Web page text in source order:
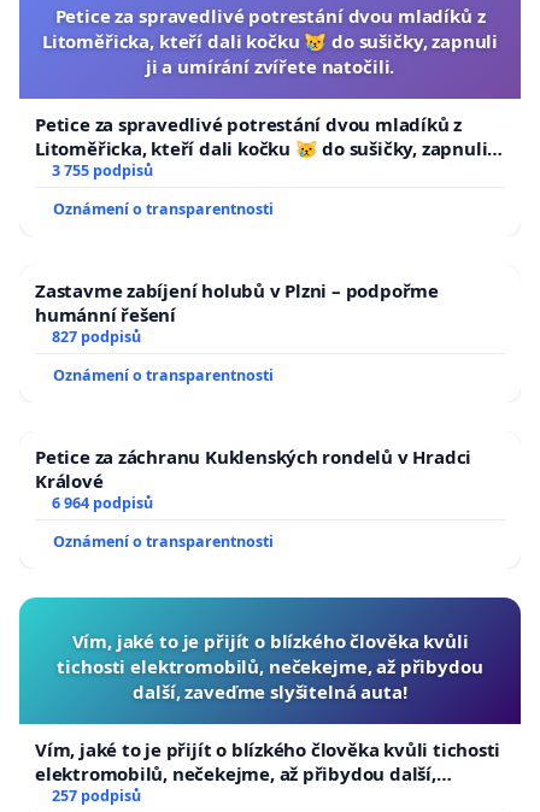
Petice za spravedlivé potrestání dvou mladíků z
Litoměřicka, kteří dali kočku 😿 do sušičky, zapnuli
ji a umírání zvířete natočili.
Petice za spravedlivé potrestání dvou mladíků z
Litoměřicka, kteří dali kočku 😿 do sušičky, zapnuli ji
a umírání zvířete natočili.
3 755 podpisů
Oznámení o transparentnosti
Zastavme zabíjení holubů v Plzni – podpořme
humánní řešení
827 podpisů
Oznámení o transparentnosti
Petice za záchranu Kuklenských rondelů v Hradci
Králové
6 964 podpisů
Oznámení o transparentnosti
Vím, jaké to je přijít o blízkého člověka kvůli
tichosti elektromobilů, nečekejme, až přibydou
další, zaveďme slyšitelná auta!
Vím, jaké to je přijít o blízkého člověka kvůli tichosti
elektromobilů, nečekejme, až přibydou další,
zaveďme slyšitelná auta!
257 podpisů